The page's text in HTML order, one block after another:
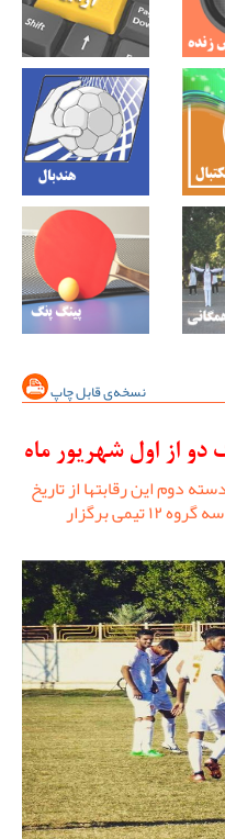
نسخه‌ی قابل چاپ
از اول شهریور ماه
دوم این رقابتها از تاریخ
یکم شهریور ماه و با حضور ٣٦ تیم در سه گروه ١٢ تیمی برگزار